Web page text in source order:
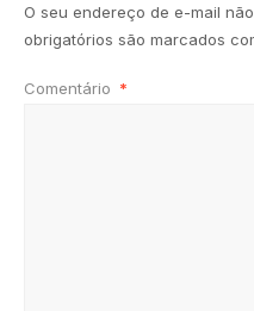
O seu endereço de e-mail
obrigatórios são marcados
Comentário *